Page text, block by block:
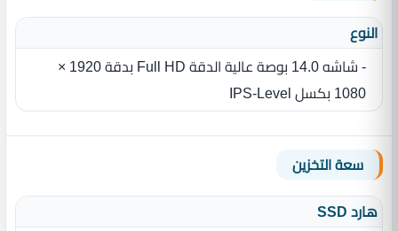
النوع
- شاشه ‏14.0 بوصة عالية الدقة Full HD بدقة ‏1920 ×
1080 بكسل IPS-Level
سعة التخزين
هارد SSD